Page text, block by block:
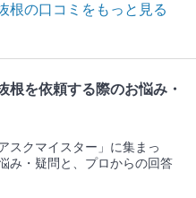
根の口コミをもっと見る
根を依頼する際のお悩み・
スクマイスター」に集まっ
み・疑問と、プロからの回答